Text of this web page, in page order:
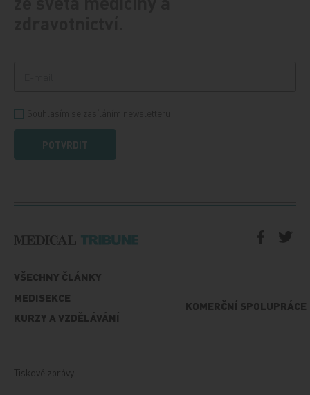
POTVRDIT
VŠECHNY ČLÁNKY
MEDISEKCE
KURZY A VZDĚLÁVÁNÍ
KOMERČNÍ SPOLUPRÁCE
Tiskové zprávy